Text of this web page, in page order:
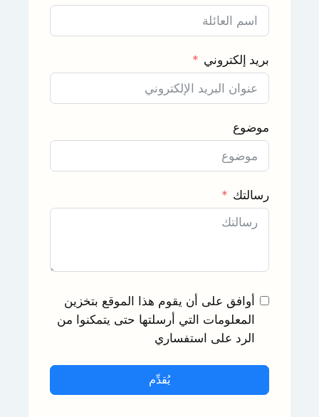
بريد إلكتروني
موضوع
رسالتك
أوافق على أن يقوم هذا الموقع بتخزين
المعلومات التي أرسلتها حتى يتمكنوا من
الرد على استفساري
يُقدِّم